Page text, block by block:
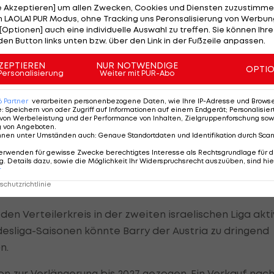
Helm, der seinem Schützling neben
bescheinigt. "Das ist ein total positives Beispiel,
inzwischen integriert er andere Mitspieler", sagt
man irgendwo auf der Welt findet und dann so ein
Er ist eine Bereicherung für uns alle und auch für
Verteilerkreis in der zweiten israelischen Liga
Saisonen könnte Barry der Austria zu dringend
Akzeptieren] um allen Zwecken, Cookies und Diensten
PUR Modus, ohne Tracking uns Peronsalisierung von
auch eine individuelle Auswahl zu treffen. Sie können
Button links unten bzw. über den Link in der Fußzeile anpassen.
NUR NOTWENDIGE
Weiter mit PUR-Abo
Partner verarbeiten personenbezogene Daten, wie Ihre IP-Adresse und
: Speichern von oder Zugriff auf Informationen auf einem Endgerät;
Werbeleistung und der Performance von Inhalten, Zielgruppenforschung
von Angeboten
unter Umständen auch: Genaue Standortdaten und Identifikation durch
für gewisse Zwecke berechtigtes Interesse als Rechtsgrundlage für
Details dazu, sowie die Möglichkeit Ihr Widerspruchsrecht auszuüben, sind